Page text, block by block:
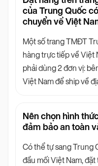
của Trung Quốc
chuyển về Việt
Một số trang TMĐT
hàng trực tiếp về Việt
phải dùng 2 đơn vị:
Việt Nam để ship về
Nên chọn hình
đảm bảo an toàn
Có thể tự sang Trung
đầu mối Việt Nam,